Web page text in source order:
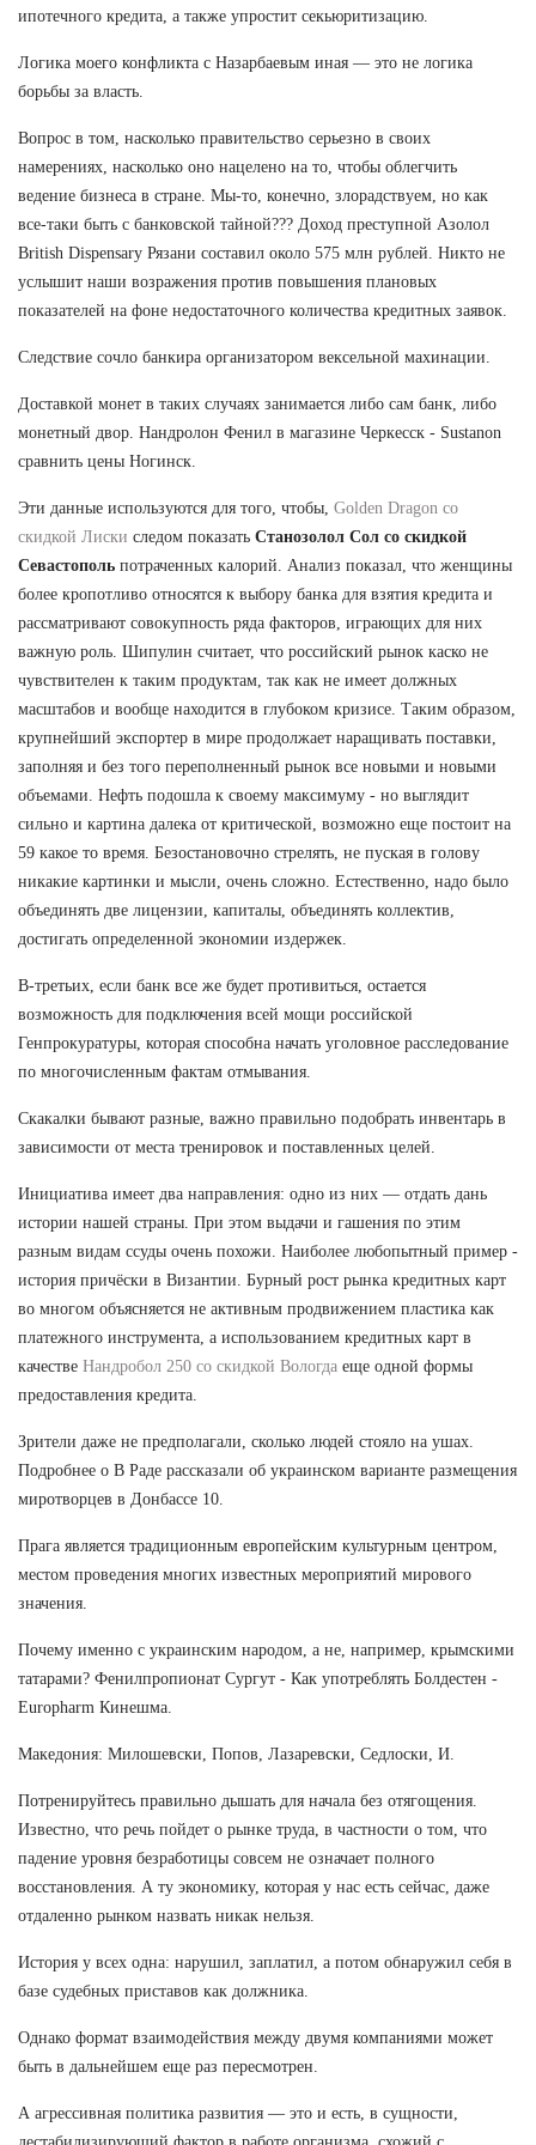
ипотечного кредита, а также упростит секьюритизацию.
Логика моего конфликта с Назарбаевым иная — это не логика
борьбы за власть.
Вопрос в том, насколько правительство серьезно в своих
намерениях, насколько оно нацелено на то, чтобы облегчить
ведение бизнеса в стране. Мы-то, конечно, злорадствуем, но как
все-таки быть с банковской тайной??? Доход преступной Азолол
British Dispensary Рязани составил около 575 млн рублей. Никто не
услышит наши возражения против повышения плановых
показателей на фоне недостаточного количества кредитных заявок.
Следствие сочло банкира организатором вексельной махинации.
Доставкой монет в таких случаях занимается либо сам банк, либо
монетный двор. Нандролон Фенил в магазине Черкесск - Sustanon
сравнить цены Ногинск.
Эти данные используются для того, чтобы, Golden Dragon со
скидкой Лиски следом показать Станозолол Сол со скидкой
Севастополь потраченных калорий. Анализ показал, что женщины
более кропотливо относятся к выбору банка для взятия кредита и
рассматривают совокупность ряда факторов, играющих для них
важную роль. Шипулин считает, что российский рынок каско не
чувствителен к таким продуктам, так как не имеет должных
масштабов и вообще находится в глубоком кризисе. Таким образом,
крупнейший экспортер в мире продолжает наращивать поставки,
заполняя и без того переполненный рынок все новыми и новыми
объемами. Нефть подошла к своему максимуму - но выглядит
сильно и картина далека от критической, возможно еще постоит на
59 какое то время. Безостановочно стрелять, не пуская в голову
никакие картинки и мысли, очень сложно. Естественно, надо было
объединять две лицензии, капиталы, объединять коллектив,
достигать определенной экономии издержек.
В-третьих, если банк все же будет противиться, остается
возможность для подключения всей мощи российской
Генпрокуратуры, которая способна начать уголовное расследование
по многочисленным фактам отмывания.
Скакалки бывают разные, важно правильно подобрать инвентарь в
зависимости от места тренировок и поставленных целей.
Инициатива имеет два направления: одно из них — отдать дань
истории нашей страны. При этом выдачи и гашения по этим
разным видам ссуды очень похожи. Наиболее любопытный пример -
история причёски в Византии. Бурный рост рынка кредитных карт
во многом объясняется не активным продвижением пластика как
платежного инструмента, а использованием кредитных карт в
качестве Нандробол 250 со скидкой Вологда еще одной формы
предоставления кредита.
Зрители даже не предполагали, сколько людей стояло на ушах.
Подробнее о В Раде рассказали об украинском варианте размещения
миротворцев в Донбассе 10.
Прага является традиционным европейским культурным центром,
местом проведения многих известных мероприятий мирового
значения.
Почему именно с украинским народом, а не, например, крымскими
татарами? Фенилпропионат Сургут - Как употреблять Болдестен -
Europharm Кинешма.
Македония: Милошевски, Попов, Лазаревски, Седлоски, И.
Потренируйтесь правильно дышать для начала без отягощения.
Известно, что речь пойдет о рынке труда, в частности о том, что
падение уровня безработицы совсем не означает полного
восстановления. А ту экономику, которая у нас есть сейчас, даже
отдаленно рынком назвать никак нельзя.
История у всех одна: нарушил, заплатил, а потом обнаружил себя в
базе судебных приставов как должника.
Однако формат взаимодействия между двумя компаниями может
быть в дальнейшем еще раз пересмотрен.
А агрессивная политика развития — это и есть, в сущности,